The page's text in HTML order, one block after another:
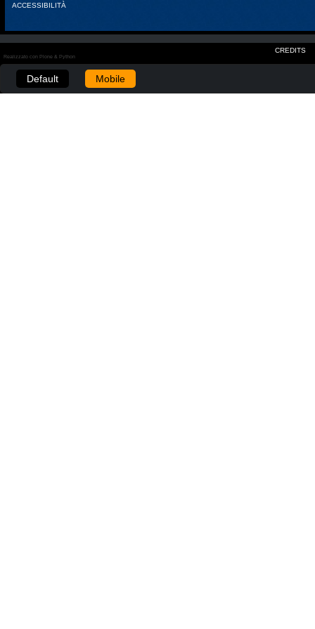
ACCESSIBILITÀ
CREDITS
Realizzato con Plone & Python
Default Mobile